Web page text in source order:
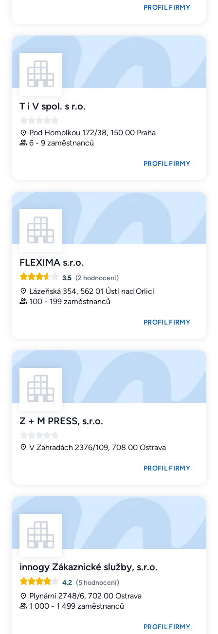
PROFIL FIRMY
T i V spol. s r.o.
Pod Homolkou 172/38, 150 00 Praha
6 - 9 zaměstnanců
PROFIL FIRMY
FLEXIMA s.r.o.
3.5 (2 hodnocení)
Lázeňská 354, 562 01 Ústí nad Orlicí
100 - 199 zaměstnanců
PROFIL FIRMY
Z + M PRESS, s.r.o.
V Zahradách 2376/109, 708 00 Ostrava
PROFIL FIRMY
innogy Zákaznické služby, s.r.o.
4.2 (5 hodnocení)
Plynární 2748/6, 702 00 Ostrava
1 000 - 1 499 zaměstnanců
PROFIL FIRMY